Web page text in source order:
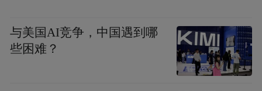
与美国AI竞争，中国遇到哪
些困难？